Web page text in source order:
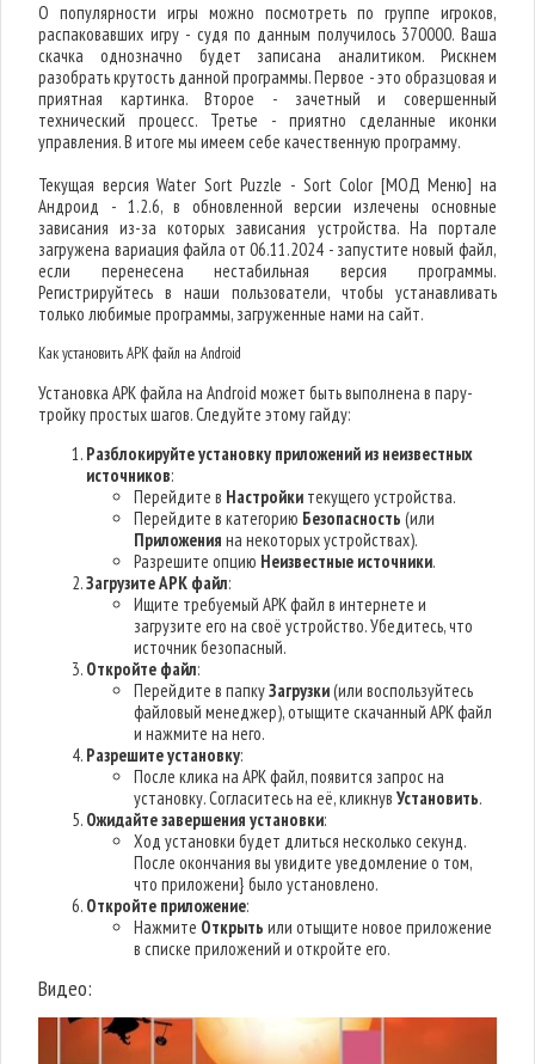
О популярности игры можно посмотреть по группе игроков,
распаковавших игру - судя по данным получилось 370000. Ваша
скачка однозначно будет записана аналитиком. Рискнем
разобрать крутость данной программы. Первое - это образцовая и
приятная картинка. Второе - зачетный и совершенный
технический процесс. Третье - приятно сделанные иконки
управления. В итоге мы имеем себе качественную программу.
Текущая версия Water Sort Puzzle - Sort Color [МОД Меню] на
Андроид - 1.2.6, в обновленной версии излечены основные
зависания из-за которых зависания устройства. На портале
загружена вариация файла от 06.11.2024 - запустите новый файл,
если перенесена нестабильная версия программы.
Регистрируйтесь в наши пользователи, чтобы устанавливать
только любимые программы, загруженные нами на сайт.
Как установить APK файл на Android
Установка APK файла на Android может быть выполнена в пару-
тройку простых шагов. Следуйте этому гайду:
Разблокируйте установку приложений из неизвестных
источников:
Перейдите в Настройки текущего устройства.
Перейдите в категорию Безопасность (или
Приложения на некоторых устройствах).
Разрешите опцию Неизвестные источники.
Загрузите APK файл:
Ищите требуемый APK файл в интернете и
загрузите его на своё устройство. Убедитесь, что
источник безопасный.
Откройте файл:
Перейдите в папкуЗагрузки(или воспользуйтесь
файловый менеджер), отыщите скачанный APK файл
и нажмите на него.
Разрешите установку:
После клика на APK файл, появится запрос на
установку. Согласитесь на её, кликнувУстановить.
Ожидайте завершения установки:
Ход установки будет длиться несколько секунд.
После окончания вы увидите уведомление о том,
что приложени} было установлено.
Откройте приложение:
Нажмите Открыть или отыщите новое приложение
в списке приложений и откройте его.
Видео: